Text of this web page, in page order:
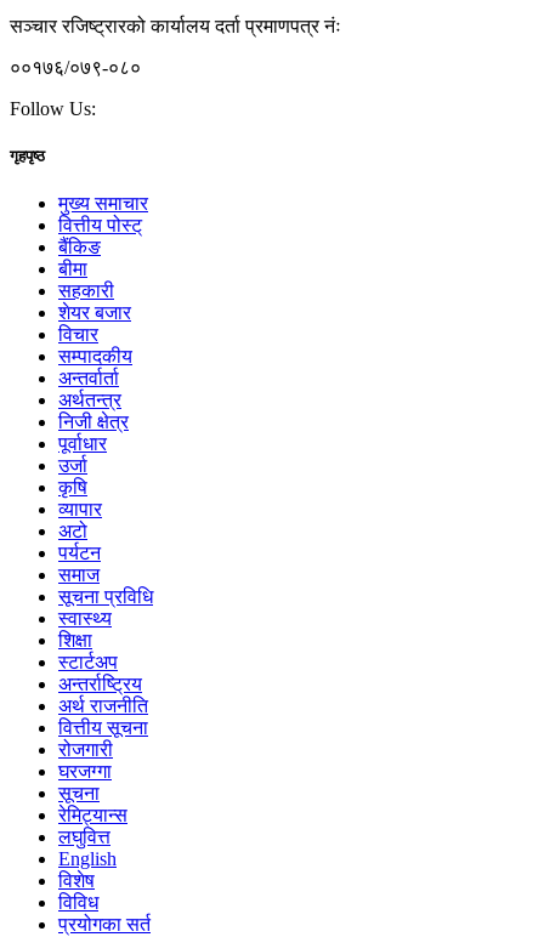
सञ्चार रजिष्ट्रारको कार्यालय दर्ता प्रमाणपत्र नंः
००१७६/०७९-०८०
Follow Us:
गृहपृष्ठ
मुख्य समाचार
वित्तीय पोस्ट्
बैंकिङ
बीमा
सहकारी
शेयर बजार
विचार
सम्पादकीय
अन्तर्वार्ता
अर्थतन्त्र
निजी क्षेत्र
पूर्वाधार
उर्जा
कृषि
व्यापार
अटो
पर्यटन
समाज
सूचना प्रविधि
स्वास्थ्य
शिक्षा
स्टार्टअप
अन्तर्राष्ट्रिय
अर्थ राजनीति
वित्तीय सूचना
रोजगारी
घरजग्गा
सूचना
रेमिट्यान्स
लघुवित्त
English
विशेष
विविध
प्रयोगका सर्त